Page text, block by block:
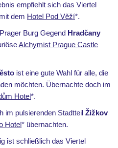
empfiehlt sich das Viertel
mit dem Hotel Pod Věží*.
Burg Gegend Hradčany
Alchymist Prague Castle
ist eine gute Wahl für alle, die
möchten. Übernachte doch im
Hotel*.
im pulsierenden Stadtteil Žižkov
Hotel* übernachten.
ist schließlich das Viertel